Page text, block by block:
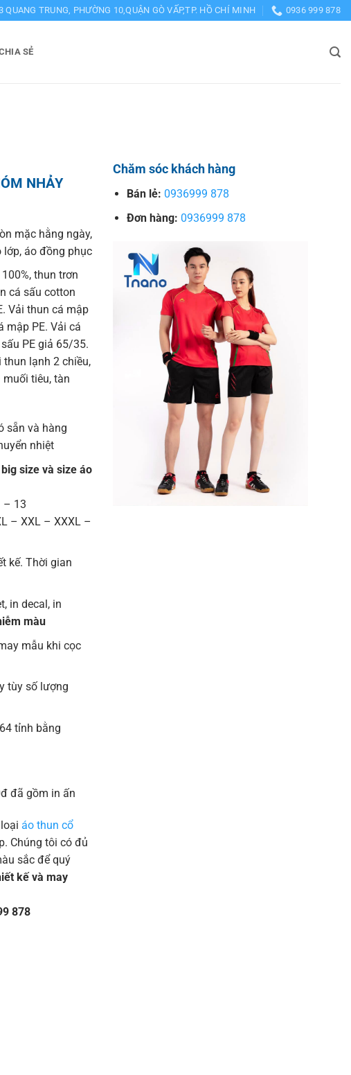
TRUNG, PHƯỜNG 10,QUẬN GÒ VẤP,TP. HỒ CHÍ MINH 0936 999 878
SẺ
NHẢY
mặc hằng ngày,
áo đồng phục
thun trơn
cá sấu cotton
Vải thun cá mập
mập PE. Vải cá
PE giả 65/35.
thun lạnh 2 chiều,
muối tiêu, tàn
sẵn và hàng
nhiệt
size và size áo
– 13
– XXL – XXXL –
kế. Thời gian
in decal, in
màu
mẫu khi cọc
tùy số lượng
tỉnh bằng
đã gồm in ấn
áo thun cổ
Chúng tôi có đủ
sắc để quý
kế và may
878
Chăm sóc khách hàng
Bán lẻ: 0936999 878
Đơn hàng: 0936999 878